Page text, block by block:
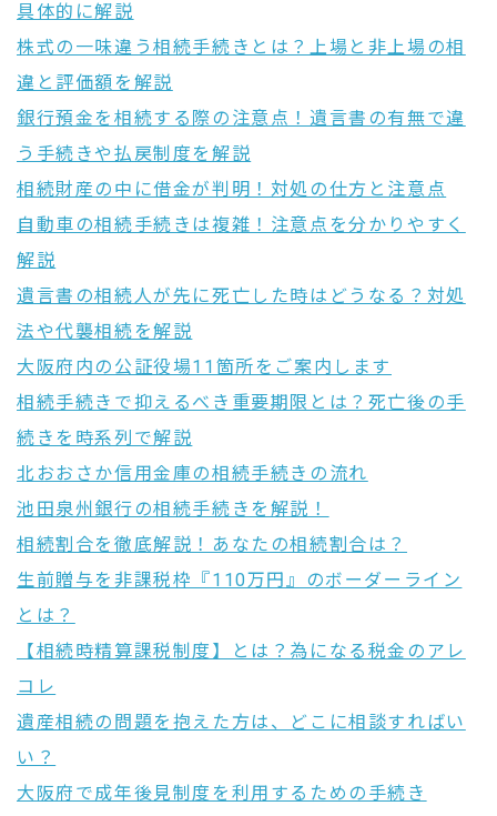
具体的に解説
株式の一味違う相続手続きとは？上場と非上場の相
違と評価額を解説
銀行預金を相続する際の注意点！遺言書の有無で違
う手続きや払戻制度を解説
相続財産の中に借金が判明！対処の仕方と注意点
自動車の相続手続きは複雑！注意点を分かりやすく
解説
遺言書の相続人が先に死亡した時はどうなる？対処
法や代襲相続を解説
大阪府内の公証役場11箇所をご案内します
相続手続きで抑えるべき重要期限とは？死亡後の手
続きを時系列で解説
北おおさか信用金庫の相続手続きの流れ
池田泉州銀行の相続手続きを解説！
相続割合を徹底解説！あなたの相続割合は？
生前贈与を非課税枠『110万円』のボーダーライン
とは？
【相続時精算課税制度】とは？為になる税金のアレ
コレ
遺産相続の問題を抱えた方は、どこに相談すればい
い？
大阪府で成年後見制度を利用するための手続き